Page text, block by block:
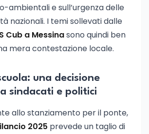
ambientali e sull’urgenza delle
nazionali. I temi sollevati dalle
Cub a Messinasono quindi ben
mera contestazione locale.
una decisione
sindacati e politici
allo stanziamento per il ponte,
2025 prevede un taglio di